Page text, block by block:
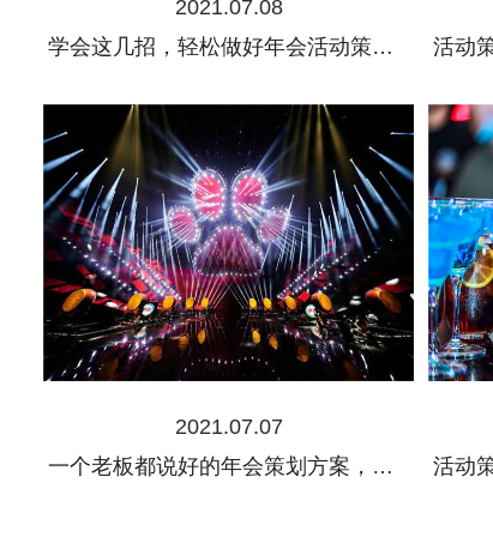
2021.07.08
学会这几招，轻松做好年会活动策划方案
2021.07.07
一个老板都说好的年会策划方案，拿走不谢!